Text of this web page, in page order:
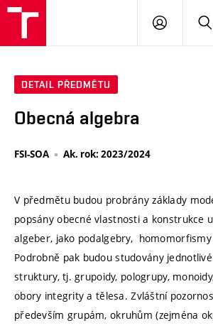
PŘIHLÁSIT
DETAIL PŘEDMĚTU
Obecná algebra
FSI-SOA Ak. rok: 2023/2024
V předmětu budou probrány základy
popsány obecné vlastnosti a konstrukce
algeber, jako podalgebry,
Podrobně pak budou studovány
struktury, tj. grupoidy, pologrupy,
obory integrity a tělesa. Zvláštní
především grupám, okruhům (zejména